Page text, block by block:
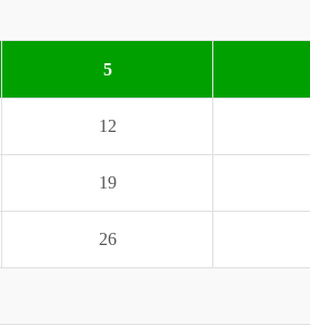
5
12
19
26